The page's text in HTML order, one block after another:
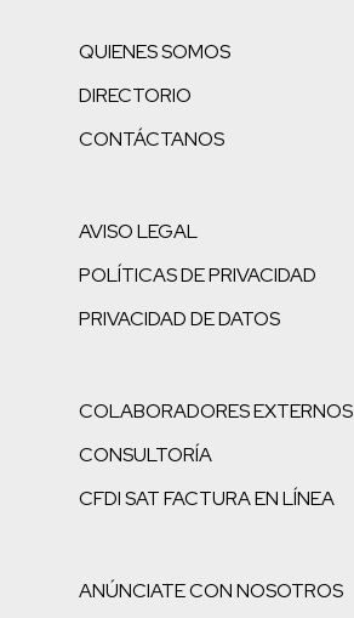
QUIENES SOMOS
DIRECTORIO
CONTÁCTANOS
AVISO LEGAL
POLÍTICAS DE PRIVACIDAD
PRIVACIDAD DE DATOS
COLABORADORES EXTERNOS
CONSULTORÍA
CFDI SAT FACTURA EN LÍNEA
ANÚNCIATE CON NOSOTROS